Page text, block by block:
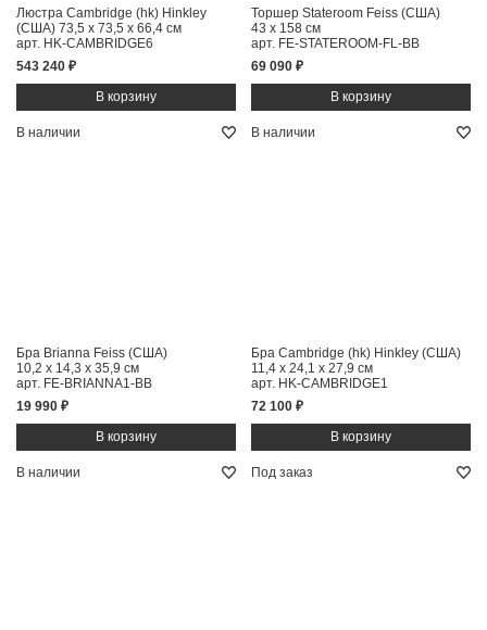
Люстра Cambridge (hk) Hinkley
(США) 73,5 x 73,5 x 66,4 см
арт. HK-CAMBRIDGE6
543 240 ₽
Торшер Stateroom Feiss (США)
43 x 158 см
арт. FE-STATEROOM-FL-BB
69 090 ₽
В наличии
Бра Brianna Feiss (США)
10,2 x 14,3 x 35,9 см
арт. FE-BRIANNA1-BB
19 990 ₽
В наличии
Бра Cambridge (hk) Hinkley (США)
11,4 x 24,1 x 27,9 см
арт. HK-CAMBRIDGE1
72 100 ₽
В наличии Под заказ